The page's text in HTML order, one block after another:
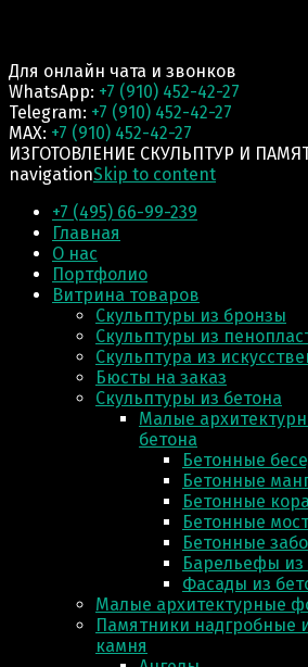
Для онлайн чата и звонков
WhatsApp: +7 (910) 452-42-27
Telegram: +7 (910) 452-42-27
MAX: +7 (910) 452-42-27
ИЗГОТОВЛЕНИЕ СКУЛЬПТУР И
navigationSkip to content
+7 (495) 66-99-239
Главная
О нас
Портфолио
Витрина товаров
Скульптуры из бронзы
Скульптуры из
Скульптура из
Бюсты на заказ
Скульптуры из бетона
Малые
бетона
Бетонные
Бетонные
Бетонные
Бетонные
Бетонные
Барельефы из
Фасады из
Малые архитектурные
Памятники надгробные
камня